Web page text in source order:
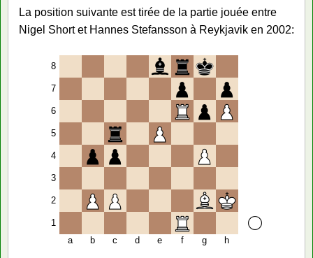
La position suivante est tirée de la partie jouée entre
Nigel Short et Hannes Stefansson à Reykjavik en 2002:
8
7
6
5
4
3
2
1
a
b c d e f g h